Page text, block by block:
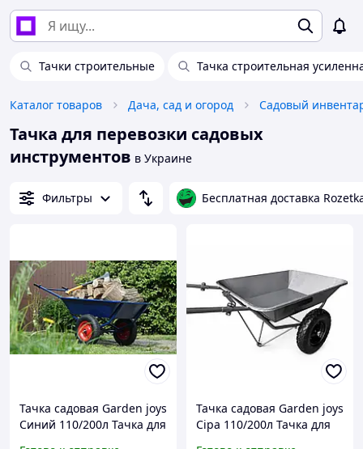
Тачки строительные Тачка строительная
Каталог товаров Дача, сад и огород Садовый
Тачка для перевозки садовых
инструментов в Украине
Фильтры Бесплатная доставка
Тачка садовая Garden joys
Синий 110/200л Тачка для
Тачка садовая Garden joys
Сіра 110/200л Тачка для